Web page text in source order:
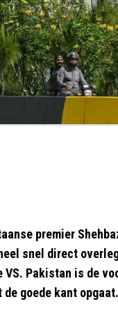
premier
snel direct
Pakistan is de
goede kant opgaat.